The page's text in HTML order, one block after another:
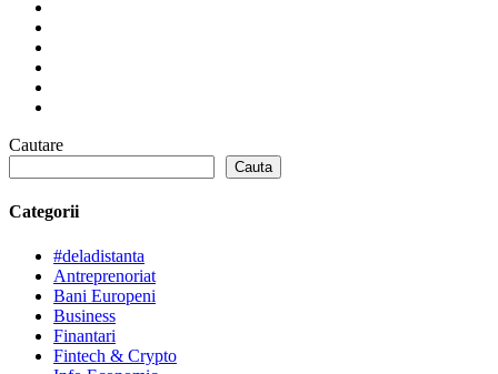
Cautare
Cauta
Categorii
#deladistanta
Antreprenoriat
Bani Europeni
Business
Finantari
Fintech & Crypto